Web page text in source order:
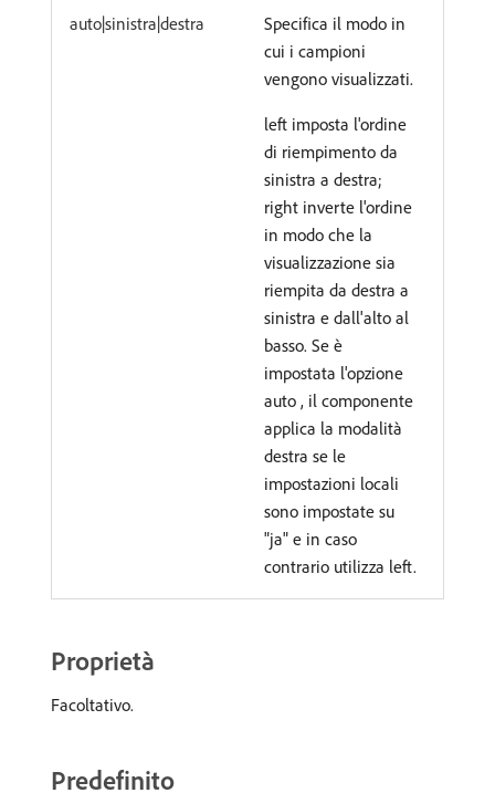
auto|sinistra|destra
Specifica il modo in
cui i campioni
vengono visualizzati.
left imposta l'ordine
di riempimento da
sinistra a destra;
right inverte l'ordine
in modo che la
visualizzazione sia
riempita da destra a
sinistra e dall'alto al
basso. Se è
impostata l'opzione
auto , il componente
applica la modalità
destra se le
impostazioni locali
sono impostate su
"ja" e in caso
contrario utilizza left.
Proprietà
Facoltativo.
Predefinito